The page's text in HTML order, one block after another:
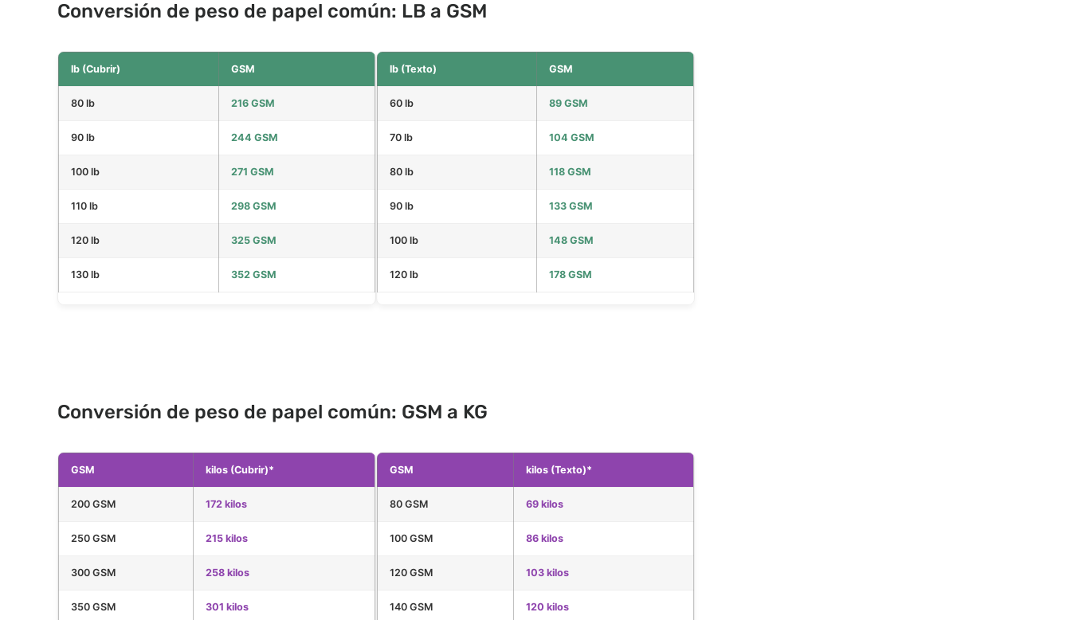
Conversión de peso de papel común: LB a GSM
lb (Cubrir) GSM
80 lb 216 GSM
90 lb 244 GSM
100 lb 271 GSM
110 lb 298 GSM
120 lb 325 GSM
130 lb 352 GSM
lb (Texto) GSM
60 lb 89 GSM
70 lb 104 GSM
80 lb 118 GSM
90 lb 133 GSM
100 lb 148 GSM
120 lb 178 GSM
Conversión de peso de papel común: GSM a KG
GSM kilos (Cubrir)*
200 GSM 172 kilos
250 GSM 215 kilos
300 GSM 258 kilos
350 GSM 301 kilos
GSM kilos (Texto)*
80 GSM 69 kilos
100 GSM 86 kilos
120 GSM 103 kilos
140 GSM 120 kilos